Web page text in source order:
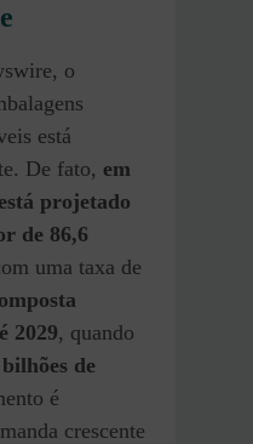
o
está
De fato, em
projetado
de 86,6
uma taxa de
2029, quando
de
é
crescente